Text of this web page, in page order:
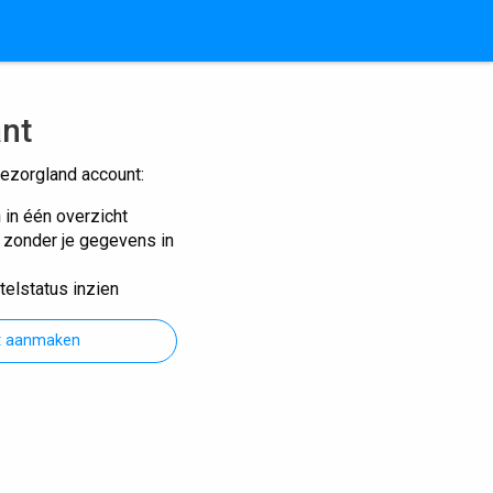
account:
één overzicht
je gegevens in
inzien